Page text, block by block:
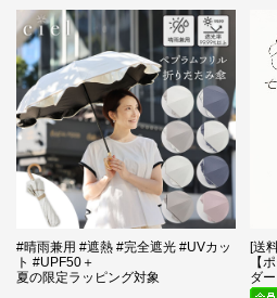
#晴雨兼用 #遮熱 #完全遮光 #UVカッ
ト #UPF50＋
夏の限定ラッピング対象
[送
【
ダー